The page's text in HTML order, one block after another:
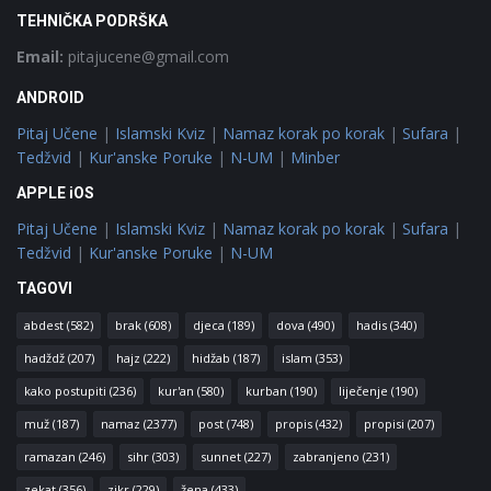
TEHNIČKA PODRŠKA
Email: pitajucene@gmail.com
ANDROID
Pitaj Učene | Islamski Kviz | Namaz korak po korak | Sufara |
Tedžvid | Kur'anske Poruke | N-UM | Minber
APPLE iOS
Pitaj Učene | Islamski Kviz | Namaz korak po korak | Sufara |
Tedžvid | Kur'anske Poruke | N-UM
TAGOVI
abdest (582) brak (608) djeca (189) dova (490) hadis (340)
hadždž (207) hajz (222) hidžab (187) islam (353)
kako postupiti (236) kur'an (580) kurban (190) liječenje (190)
muž (187) namaz (2377) post (748) propis (432) propisi (207)
ramazan (246) sihr (303) sunnet (227) zabranjeno (231)